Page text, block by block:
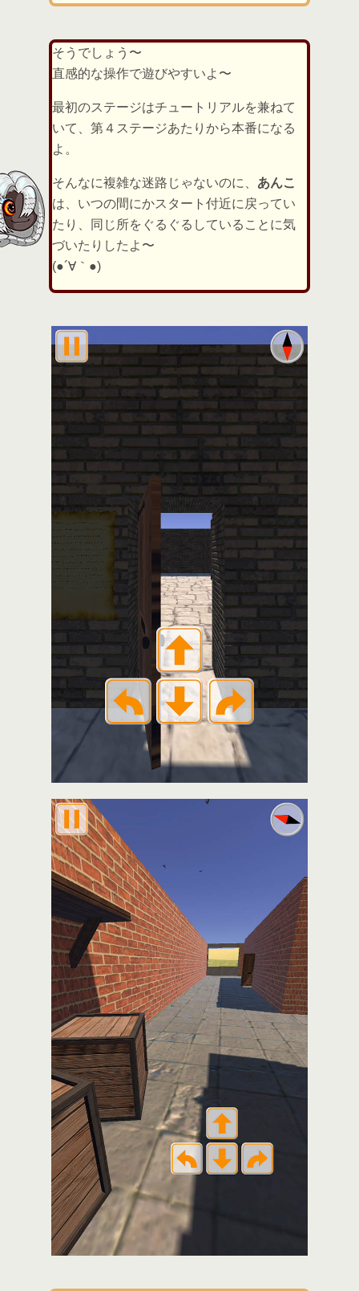
そうでしょう〜
直感的な操作で遊びやすいよ〜
最初のステージはチュートリアルを兼ねて
いて、第４ステージあたりから本番になる
よ。
そんなに複雑な迷路じゃないのに、 あんこ
は、いつの間にかスタート付近に戻ってい
たり、同じ所をぐるぐるしていることに気
づいたりしたよ〜
(●´∀｀●)